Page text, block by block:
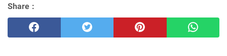
Share :